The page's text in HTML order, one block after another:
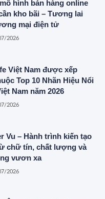
hình bán hàng online
kho bãi – Tương lai
mại điện tử
2026
Việt Nam được xếp
Top 10 Nhãn Hiệu Nổi
Nam năm 2026
2026
Vu – Hành trình kiến tạo
chữ tín, chất lượng và
vươn xa
2026